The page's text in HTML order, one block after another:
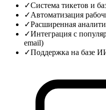
✓Система тикетов и
✓Автоматизация
✓Расширенная
✓Интеграция с
email)
✓Поддержка на базе